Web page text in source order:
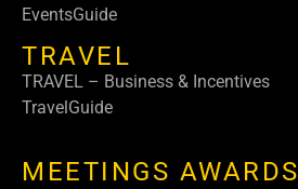
EventsGuide
TRAVEL
TRAVEL – Business & Incentives
TravelGuide
MEETINGS AWARDS